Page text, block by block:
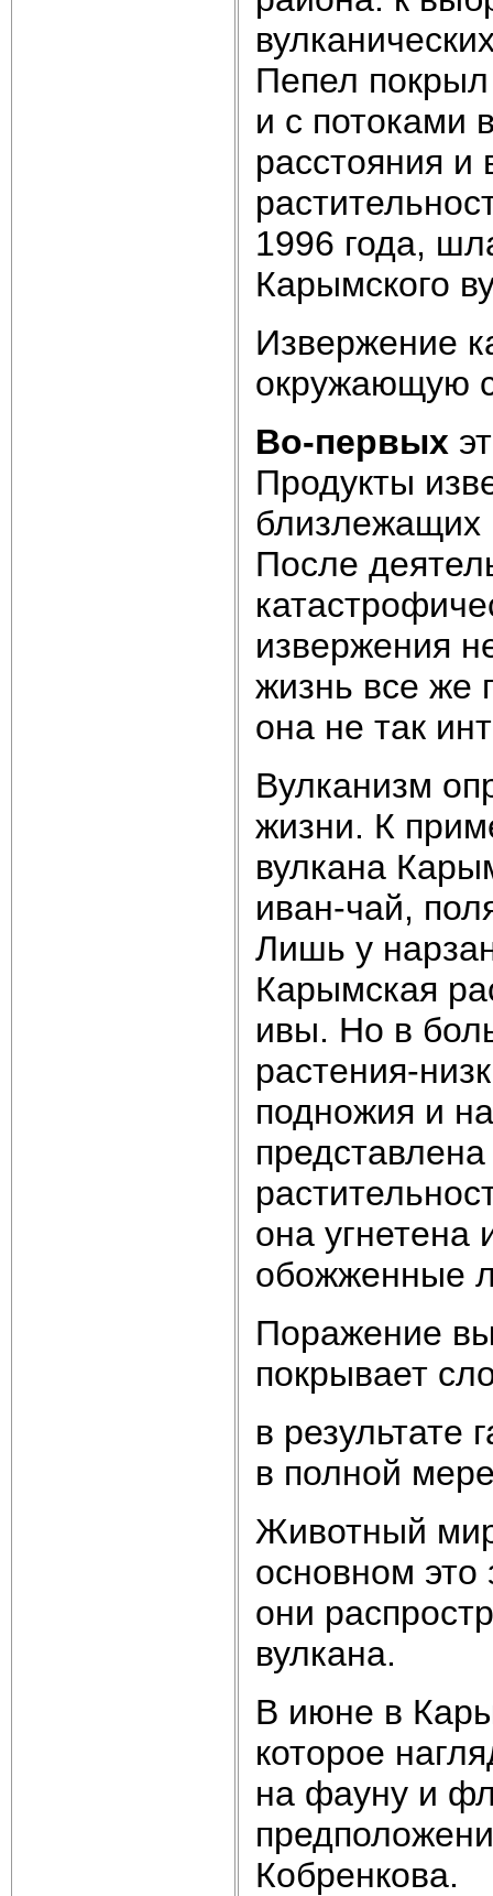
Пепел
и с потоками
расстояния
1996 года,
Карымского
Извержение
окружающую
Во-первых
Продукты
близлежащих
После
извержения
жизнь все же
она не так
Вулканизм
жизни. К
вулкана
иван-чай,
Лишь у
Карымская
ивы. Но в
растения-
подножия и
она
обожженные
Поражение
покрывает
в результате
в полной
Животный
основном
они
вулкана.
В июне в
которое
на фауну и
Кобренкова.